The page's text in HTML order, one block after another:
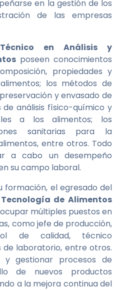
en la gestión de los
de las empresas
Técnico en Análisis y
poseen conocimientos
propiedades y
los métodos de
y envasado de
de análisis físico-químico y
a los alimentos; los
sanitarias para la
entre otros. Todo
a cabo un desempeño
su campo laboral.
formación, el egresado del
de Alimentos
múltiples puestos en
como jefe de producción,
de calidad, técnico
de laboratorio, entre otros.
y gestionar procesos de
de nuevos productos
a la mejora continua del